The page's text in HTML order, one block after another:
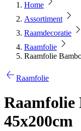
Home
Assortiment
Raamdecoratie
Raamfolie
Raamfolie
Raamfolie
Raamfolie
45x200cm